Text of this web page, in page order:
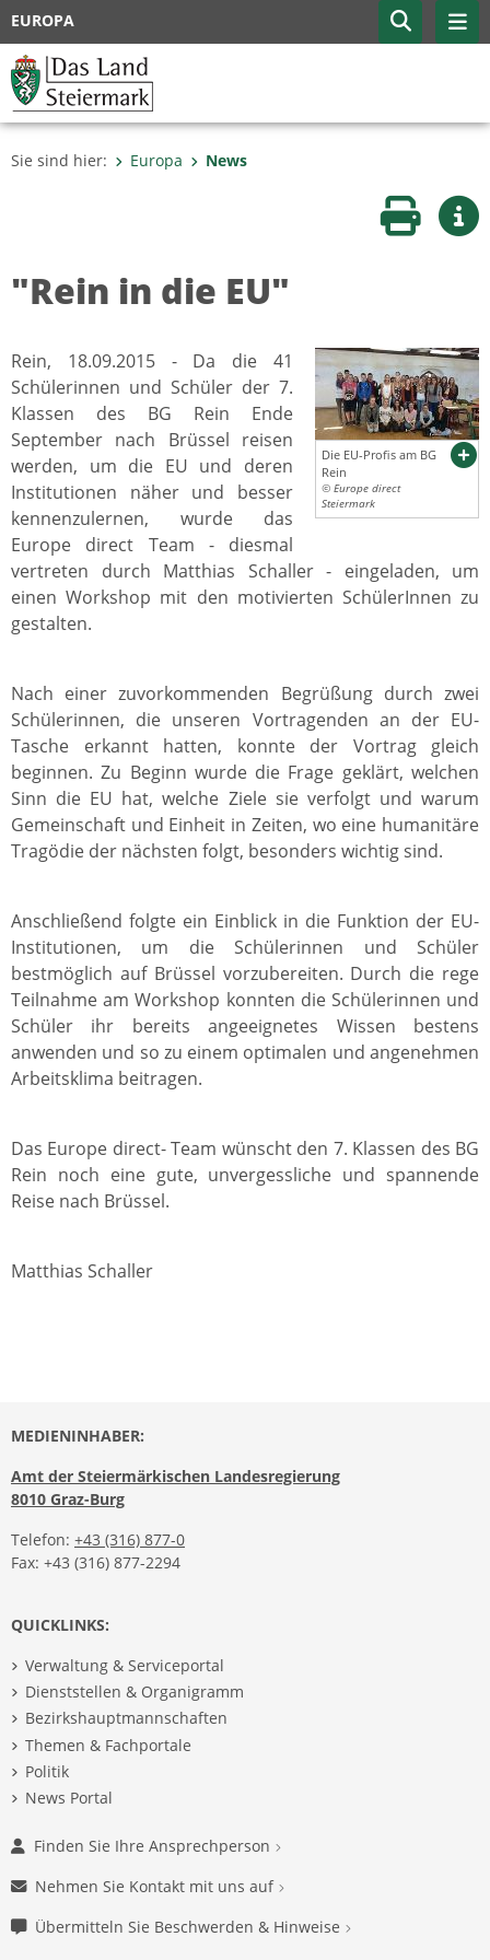
EUROPA
Sie sind hier: Europa News
Seite
"Rein in die EU"
Die EU-Profis am BG
Rein
© Europe direct
Steiermark
Rein, 18.09.2015 - Da die 41
Schülerinnen und Schüler der 7.
Klassen des BG Rein Ende
September nach Brüssel reisen
werden, um die EU und deren
Institutionen näher und besser
kennenzulernen, wurde das
Europe direct Team - diesmal
vertreten durch Matthias Schaller - eingeladen, um
einen Workshop mit den motivierten SchülerInnen zu
gestalten.
Nach einer zuvorkommenden Begrüßung durch zwei
Schülerinnen, die unseren Vortragenden an der EU-
Tasche erkannt hatten, konnte der Vortrag gleich
beginnen. Zu Beginn wurde die Frage geklärt, welchen
Sinn die EU hat, welche Ziele sie verfolgt und warum
Gemeinschaft und Einheit in Zeiten, wo eine humanitäre
Tragödie der nächsten folgt, besonders wichtig sind.
Anschließend folgte ein Einblick in die Funktion der EU-
Institutionen, um die Schülerinnen und Schüler
bestmöglich auf Brüssel vorzubereiten. Durch die rege
Teilnahme am Workshop konnten die Schülerinnen und
Schüler ihr bereits angeeignetes Wissen bestens
anwenden und so zu einem optimalen und angenehmen
Arbeitsklima beitragen.
Das Europe direct- Team wünscht den 7. Klassen des BG
Rein noch eine gute, unvergessliche und spannende
Reise nach Brüssel.
Matthias Schaller
MEDIENINHABER:
Amt der Steiermärkischen Landesregierung
8010 Graz-Burg
Telefon: +43 (316) 877-0
Fax: +43 (316) 877-2294
QUICKLINKS:
Verwaltung & Serviceportal
Dienststellen & Organigramm
Bezirkshauptmannschaften
Themen & Fachportale
Politik
News Portal
Finden Sie Ihre Ansprechperson
Nehmen Sie Kontakt mit uns auf
Übermitteln Sie Beschwerden & Hinweise